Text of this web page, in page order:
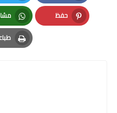
Facebook
حفظ
Pinterest
Print